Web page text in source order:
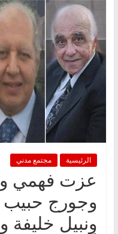
الرئيسية مجتمع مدني
عزت فهمي
وجورج